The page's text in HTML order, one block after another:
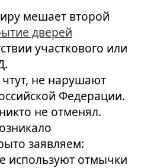
мешает второй
дверей
участкового или
не нарушают
Федерации.
не отменял.
заявляем:
используют отмычки